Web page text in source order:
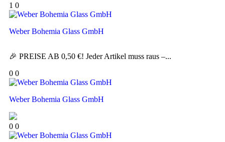
1 0
Weber Bohemia Glass GmbH
🎉 PREISE AB 0,50 €! Jeder Artikel muss raus –...
0 0
Weber Bohemia Glass GmbH
0 0